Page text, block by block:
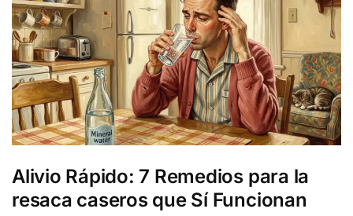
Alivio Rápido: 7 Remedios para la
resaca caseros que Sí Funcionan